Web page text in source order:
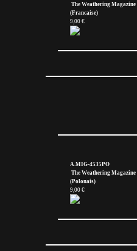
The Weathering
(Francaise)
9,00 €
A.MIG-4535PO
The Weathering
(Polonais)
9,00 €